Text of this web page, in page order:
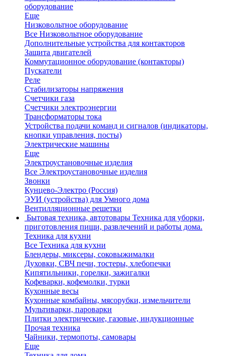
оборудование
Еще
Низковольтное оборудование
Все Низковольтное оборудование
Дополнительные устройства для контакторов
Защита двигателей
Коммутационное оборудование (контакторы)
Пускатели
Реле
Стабилизаторы напряжения
Счетчики газа
Счетчики электроэнергии
Трансформаторы тока
Устройства подачи команд и сигналов (индикаторы,
кнопки управления, посты)
Электрические машины
Еще
Электроустановочные изделия
Все Электроустановочные изделия
Звонки
Кунцево-Электро (Россия)
ЭУИ (устройства) для Умного дома
Вентилляционные решетки
Бытовая техника, автотовары Техника для уборки,
приготовления пищи, развлечений и работы дома.
Техника для кухни
Все Техника для кухни
Блендеры, миксеры, соковыжималки
Духовки, СВЧ печи, тостеры, хлебопечки
Кипятильники, горелки, зажигалки
Кофеварки, кофемолки, турки
Кухонные весы
Кухонные комбайны, мясорубки, измельчители
Мультиварки, пароварки
Плитки электрические, газовые, индукционные
Прочая техника
Чайники, термопоты, самовары
Еще